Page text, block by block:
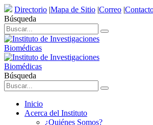
Directorio |Mapa de Sitio |Correo |
Búsqueda
Búsqueda
Inicio
Acerca del Instituto
¿Quiénes Somos?